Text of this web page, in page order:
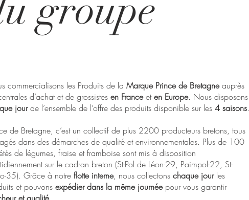
groupe
commercialisons les Produits de la Marque Prince de Bretagneauprès
d’achat et de grossistes en Franceeten Europe. Nous disposons
jourde l’ensemble de l’offre des produits disponible sur les 4 saisons.
de Bretagne, c’est un collectif de plus 2200 producteurs bretons, tous
dans des démarches de qualité et environnementales. Plus de 100
de légumes, fraise et framboise sont mis à disposition
sur le cadran breton (St-Pol de Léon-29, Paimpol-22, St-
35). Grâce à notre flotte interne, nous collectons chaque jourles
et pouvons expédier dans la même journéepour vous garantir